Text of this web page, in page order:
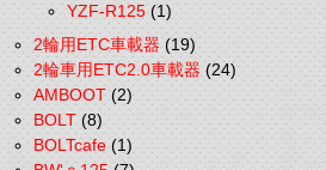
YZF-R125(1)
2輪用ETC車載器(19)
2輪車用ETC2.0車載器(24)
AMBOOT(2)
BOLT(8)
BOLTcafe(1)